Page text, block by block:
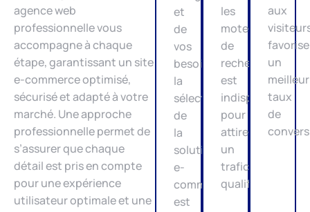
agence web
professionnelle vous
accompagne à chaque
étape, garantissant un site
e-commerce optimisé,
sécurisé et adapté à votre
marché. Une approche
professionnelle permet de
s’assurer que chaque
détail est pris en compte
pour une expérience
utilisateur optimale et une
et
de
vos
besoins,
la
sélection
de
la
solution
e-
commerce
est
les
moteurs
de
recherche
est
indispensable
pour
attirer
un
trafic
qualifié.
aux
favorise
un
meilleur
taux
de